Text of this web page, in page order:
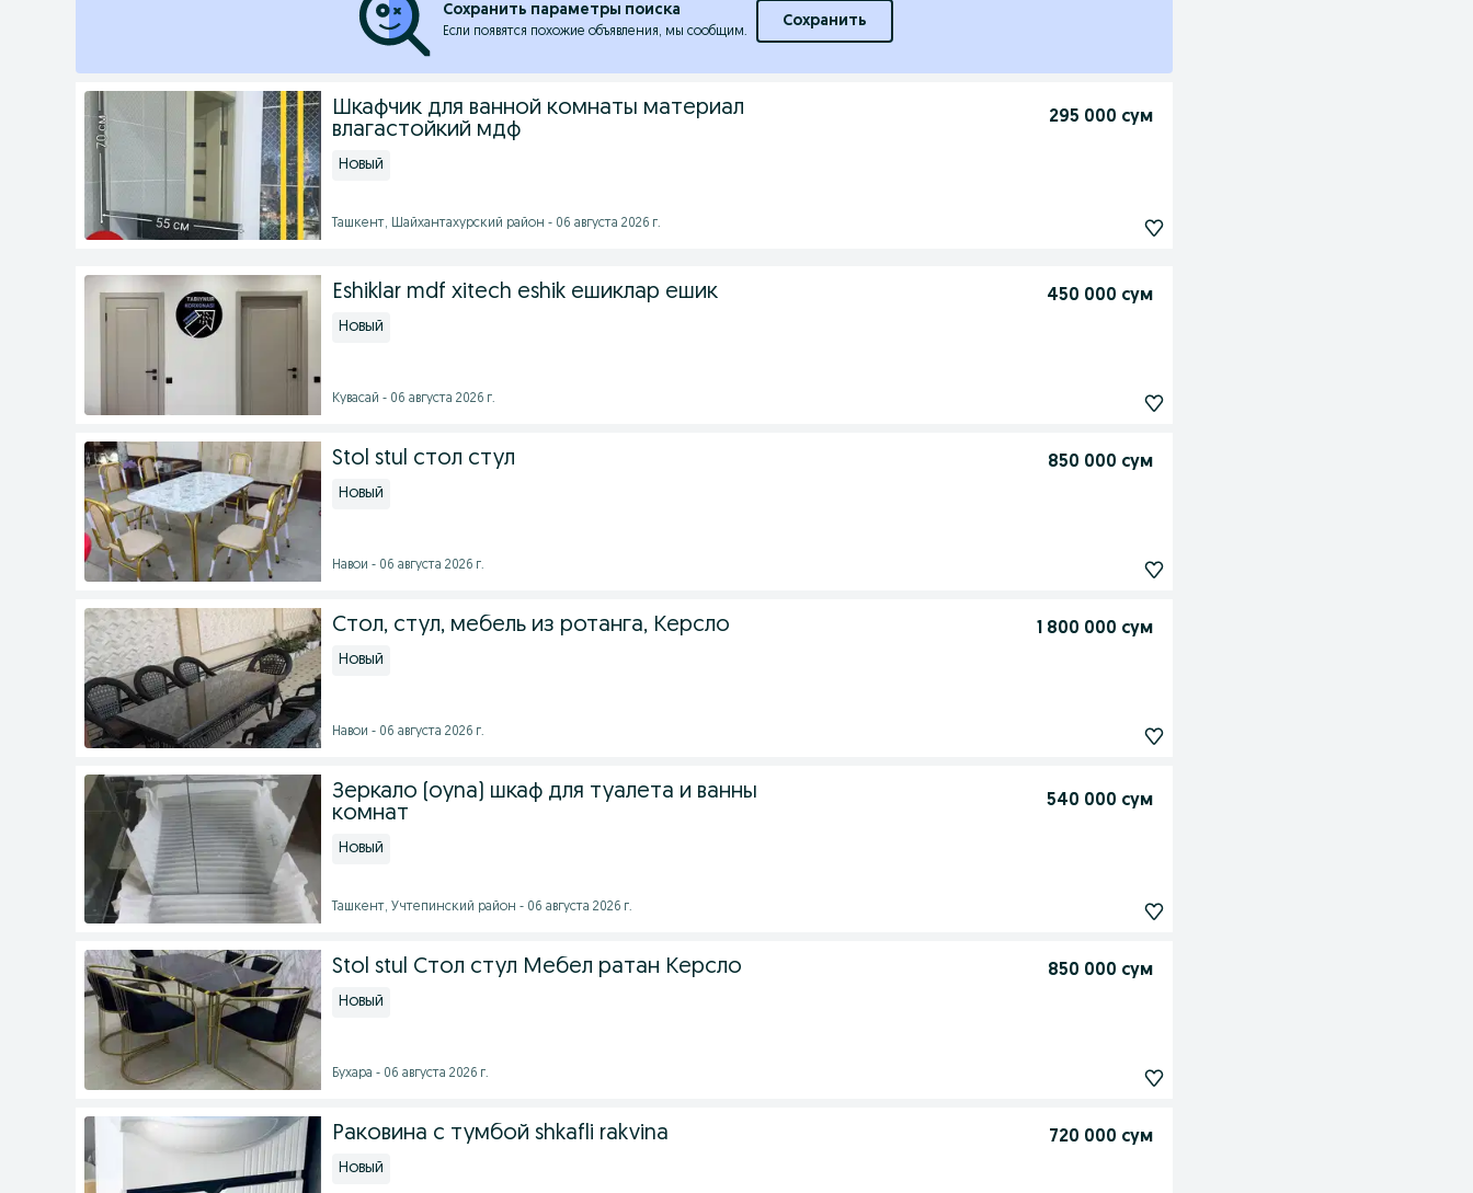
Сохранить параметры поиска
Если появятся похожие объявления, мы сообщим.
Сохранить
Шкафчик для ванной комнаты материал
влагастойкий мдф
295 000 сум
Новый
Ташкент, Шайхантахурский район - 06 августа 2026 г.
Eshiklar mdf xitech eshik ешиклар ешик 450 000 сум
Новый
Кувасай - 06 августа 2026 г.
Stol stul стол стул 850 000 сум
Новый
Навои - 06 августа 2026 г.
Стол, стул, мебель из ротанга, Керсло 1 800 000 сум
Новый
Навои - 06 августа 2026 г.
Зеркало (oyna) шкаф для туалета и ванны
комнат
540 000 сум
Новый
Ташкент, Учтепинский район - 06 августа 2026 г.
Stol stul Стол стул Мебел ратан Керсло 850 000 сум
Новый
Бухара - 06 августа 2026 г.
Раковина с тумбой shkafli rakvina 720 000 сум
Новый